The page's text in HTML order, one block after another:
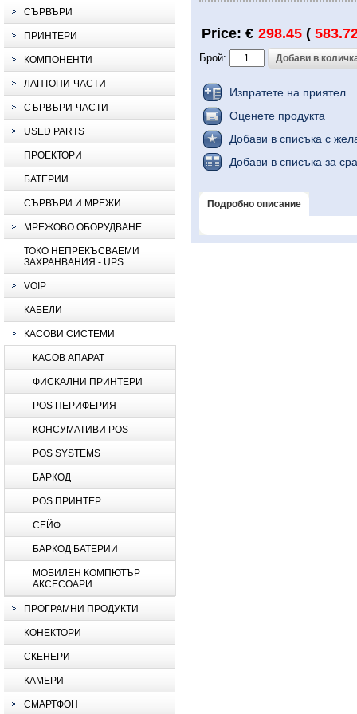
СЪРВЪРИ
ПРИНТЕРИ
КОМПОНЕНТИ
ЛАПТОПИ-ЧАСТИ
СЪРВЪРИ-ЧАСТИ
USED PARTS
ПРОЕКТОРИ
БАТЕРИИ
СЪРВЪРИ И МРЕЖИ
МРЕЖОВО ОБОРУДВАНЕ
ТОКО НЕПРЕКЪСВАЕМИ
ЗАХРАНВАНИЯ - UPS
VOIP
КАБЕЛИ
КАСОВИ СИСТЕМИ
КАСОВ АПАРАТ
ФИСКАЛНИ ПРИНТЕРИ
POS ПЕРИФЕРИЯ
КОНСУМАТИВИ POS
POS SYSTEMS
БАРКОД
POS ПРИНТЕР
СЕЙФ
БАРКОД БАТЕРИИ
МОБИЛЕН КОМПЮТЪР
АКСЕСОАРИ
ПРОГРАМНИ ПРОДУКТИ
КОНЕКТОРИ
СКЕНЕРИ
КАМЕРИ
СМАРТФОН
Price: € 298.45(
Брой:
Изпратете на приятел
Оценете продукта
Добави в списъка с
Добави в списъка за
Подробно описание